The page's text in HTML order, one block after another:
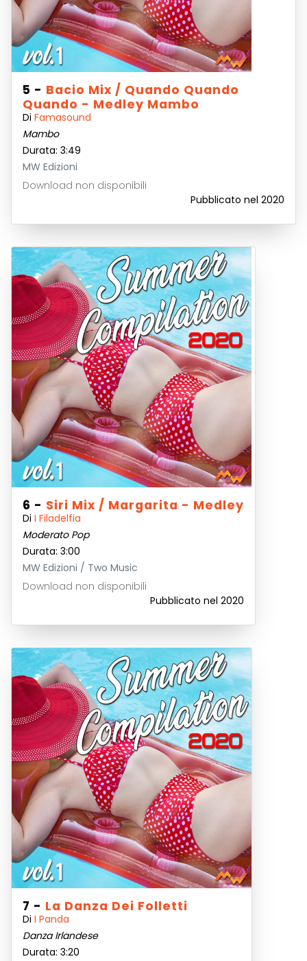
5 - Bacio Mix / Quando Quando
Quando - Medley Mambo
Di Famasound
Mambo
Durata: 3:49
MW Edizioni
Download non disponibili
Pubblicato nel 2020
6 - Siri Mix / Margarita - Medley
Di I Filadelfia
Moderato Pop
Durata: 3:00
MW Edizioni / Two Music
Download non disponibili
Pubblicato nel 2020
7 - La Danza Dei Folletti
Di I Panda
Danza Irlandese
Durata: 3:20